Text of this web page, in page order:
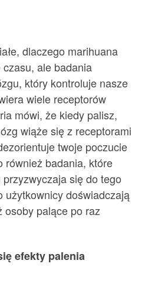
dlaczego marihuana
ale badania
który kontroluje nasze
wiele receptorów
mówi, że kiedy palisz,
wiąże się z receptorami
twoje poczucie
również badania, które
się do tego
użytkownicy doświadczają
osoby palące po raz
efekty palenia